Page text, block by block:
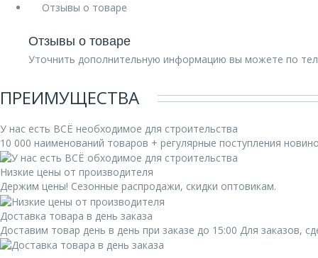
Отзывы о товаре
Отзывы о товаре
Уточнить дополнительную информацию вы можете по
ПРЕИМУЩЕСТВА
У нас есть ВСЁ необходимое для строительства
10 000 наименований товаров + регулярные поступления
Низкие цены от производителя
Держим цены! Сезонные распродажи, скидки оптовикам.
Доставка товара в день заказа
Доставим товар день в день при заказе до 15:00 Для заказов,